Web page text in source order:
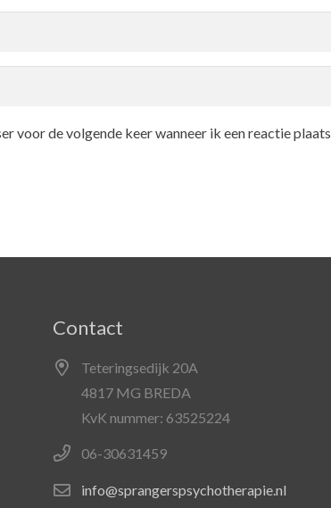
voor de volgende keer wanneer ik een reactie plaats.
Contact
Teteringsedijk 20A
4817 MG BREDA
KvK nummer: 63525224
06-30631459
info@sprangerspsychotherapie.nl